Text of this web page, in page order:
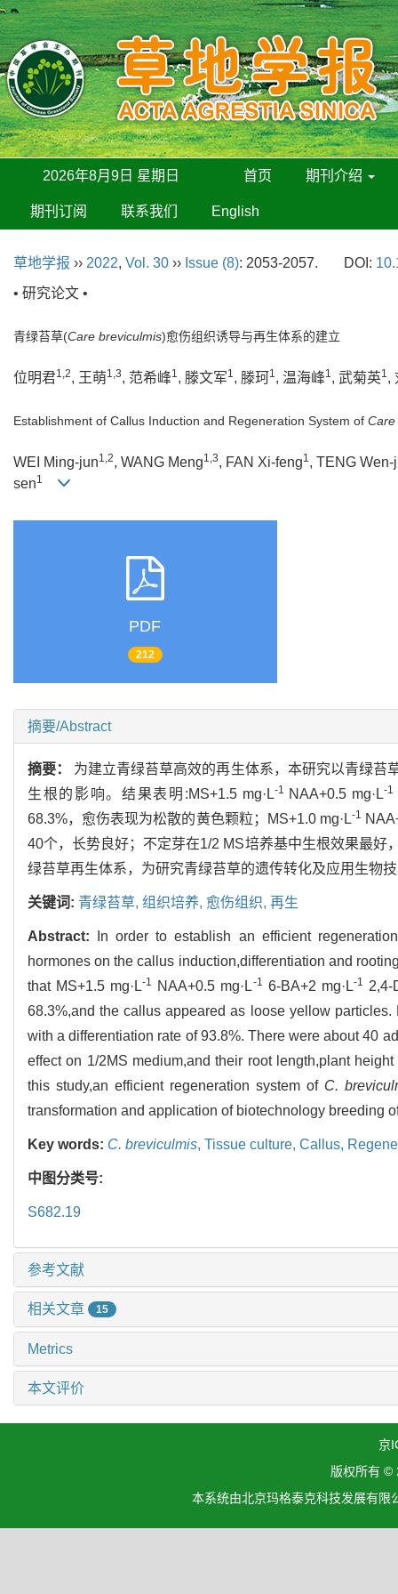
2026年8月9日 星期日 首页 期刊介绍
期刊订阅 联系我们 English
草地学报 ›› 2022, Vol. 30 ›› Issue (8): 2053-2057. DOI:
• 研究论文 •
青绿苔草(Care breviculmis)愈伤组织诱导与再生体系的建立
位明君1,2, 王萌1,3, 范希峰1, 滕文军1, 滕珂1, 温海峰1, 武菊英1,
Establishment of Callus Induction and Regeneration System of Care
WEI Ming-jun1,2, WANG Meng1,3, FAN Xi-feng1, TENG Wen-
sen1
PDF
212
摘要/Abstract
摘要： 为建立青绿苔草高效的再生体系，本研究以青绿苔
生根的影响。结果表明:MS+1.5 mg·L-1 NAA+0.5 mg·L-1
68.3%，愈伤表现为松散的黄色颗粒；MS+1.0 mg·L-1
40个，长势良好；不定芽在1/2 MS培养基中生根效果最
绿苔草再生体系，为研究青绿苔草的遗传转化及应用生物
关键词: 青绿苔草, 组织培养, 愈伤组织, 再生
Abstract:
In order to establish an efficient
hormones on the callus induction,differentiation and
that MS+1.5 mg·L-1 NAA+0.5 mg·L-1 6-BA+2 mg·L-1
2,4-
68.3%,and the callus appeared as loose yellow particles.
with a differentiation rate of 93.8%. There were about 40
effect on 1/2MS medium,and their root length,plant
this study,an efficient regeneration system of C.
transformation and application of biotechnology breeding
Key words: C. breviculmis, Tissue culture, Callus,
中图分类号:
S682.19
参考文献
相关文章 15
Metrics
本文评价
京
版权所有 ©
本系统由北京玛格泰克科技发展有